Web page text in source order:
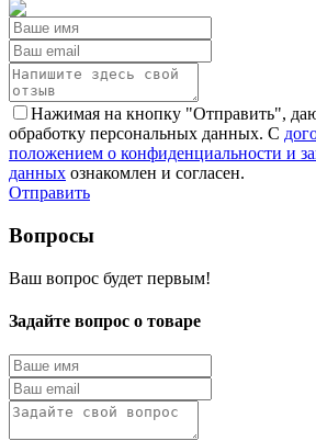
Нажимая на кнопку "Отправить",
обработку персональных данных. С
положением о конфиденциальности и
данных ознакомлен и согласен.
Отправить
Вопросы
Ваш вопрос будет первым!
Задайте вопрос о товаре